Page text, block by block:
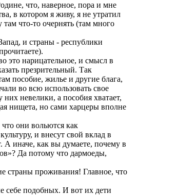
что, наверное, пора и мне
в котором я живу, я не утратил
что-то очернять (там много
и страны - республики
это нарицательное, и смысл в
презрительный. Так
пособие, жилье и другие блага,
во всю использовать свое
невелики, а пособия хватает,
нищета, но сами харцеры вполне
они вольются как
и внесут свой вклад в
А иначе, как вы думаете, почему в
Да потому что дармоеды,
страны проживания! Главное, что
себе подобных. И вот их дети